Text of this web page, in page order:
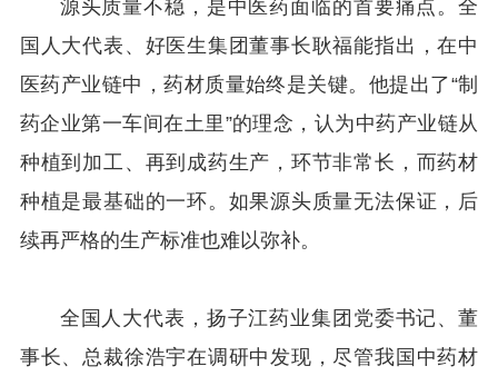
源头质量不稳，是中医药面临的首要痛点。全
国人大代表、好医生集团董事长耿福能指出，在中
医药产业链中，药材质量始终是关键。他提出了“制
药企业第一车间在土里”的理念，认为中药产业链从
种植到加工、再到成药生产，环节非常长，而药材
种植是最基础的一环。如果源头质量无法保证，后
续再严格的生产标准也难以弥补。
全国人大代表，扬子江药业集团党委书记、董
事长、总裁徐浩宇在调研中发现，尽管我国中药材